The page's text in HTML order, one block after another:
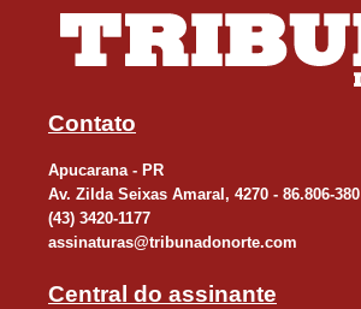
Contato
Apucarana - PR
Av. Zilda Seixas Amaral, 4270 - 86.806-380
(43) 3420-1177
assinaturas@tribunadonorte.com
Central do assinante